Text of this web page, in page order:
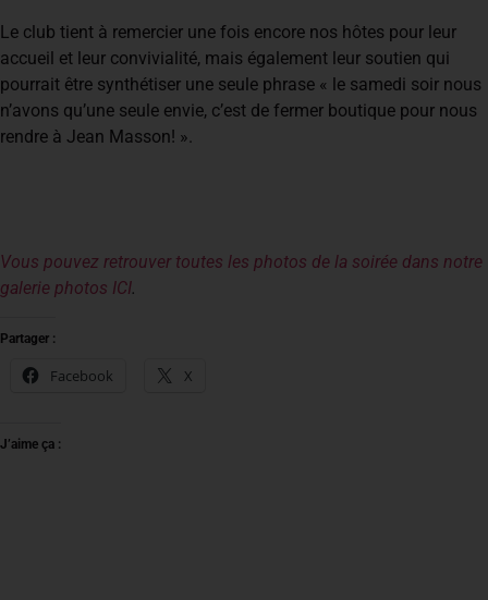
Le club tient à remercier une fois encore nos hôtes pour leur
accueil et leur convivialité, mais également leur soutien qui
pourrait être synthétiser une seule phrase « le samedi soir nous
n’avons qu’une seule envie, c’est de fermer boutique pour nous
rendre à Jean Masson! ».
Vous pouvez retrouver toutes les photos de la soirée dans notre
galerie photos ICI.
Partager :
Facebook X
J’aime ça :